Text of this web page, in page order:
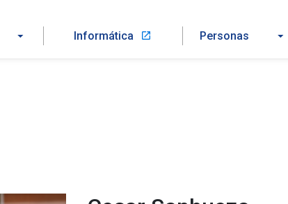
Informática launch Personas